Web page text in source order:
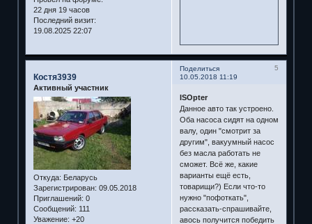
22 дня 19 часов
Последний визит:
19.08.2025 22:07
Поделиться
5
10.05.2018 11:19
Костя3939
Активный участник
Откуда: Беларусь
Зарегистрирован: 09.05.2018
Приглашений: 0
Сообщений: 111
Уважение: +20
ISOpter
Данное авто так устроено.
Оба насоса сидят на одном
валу, один "смотрит за
другим", вакуумный насос
без масла работать не
сможет. Всё же, какие
варианты ещё есть,
товарищи?) Если что-то
нужно "пофоткать",
рассказать-спрашивайте,
авось получится победить